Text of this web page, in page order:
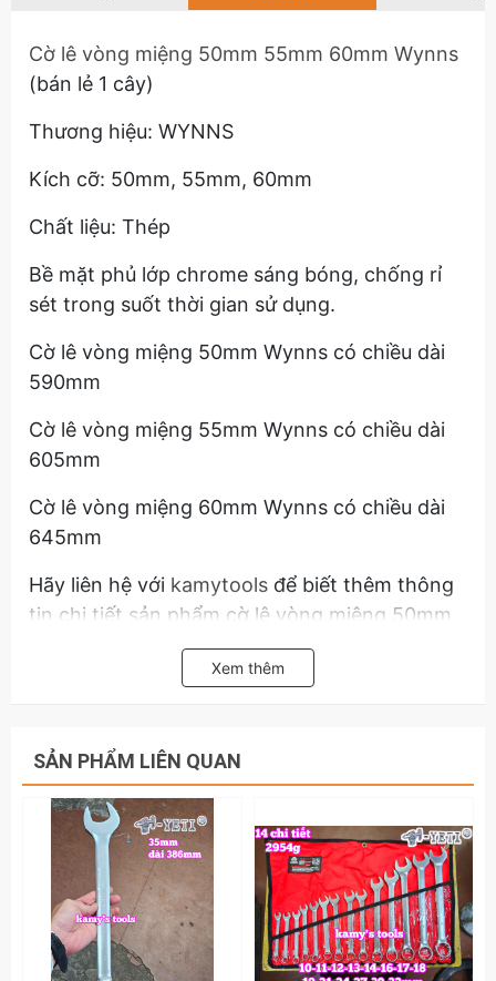
Cờ lê vòng miệng 50mm 55mm 60mm Wynns
(bán lẻ 1 cây)
Thương hiệu: WYNNS
Kích cỡ: 50mm, 55mm, 60mm
Chất liệu: Thép
Bề mặt phủ lớp chrome sáng bóng, chống rỉ
sét trong suốt thời gian sử dụng.
Cờ lê vòng miệng 50mm Wynns có chiều dài
590mm
Cờ lê vòng miệng 55mm Wynns có chiều dài
605mm
Cờ lê vòng miệng 60mm Wynns có chiều dài
645mm
Hãy liên hệ với kamytools để biết thêm thông
tin chi tiết sản phẩm cờ lê vòng miệng 50mm
55mm 60mm Wynns.
Xem thêm
SẢN PHẨM LIÊN QUAN